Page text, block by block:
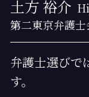
土方 裕介
第二東京弁護士
弁護士選びで
す。